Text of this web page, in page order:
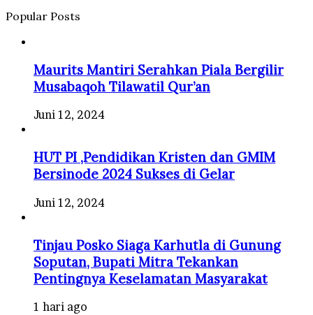
Popular Posts
Maurits Mantiri Serahkan Piala Bergilir
Musabaqoh Tilawatil Qur’an
Juni 12, 2024
HUT PI ,Pendidikan Kristen dan GMIM
Bersinode 2024 Sukses di Gelar
Juni 12, 2024
Tinjau Posko Siaga Karhutla di Gunung
Soputan, Bupati Mitra Tekankan
Pentingnya Keselamatan Masyarakat
1 hari ago